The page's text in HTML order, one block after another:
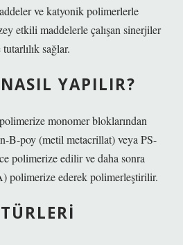
ve katyonik polimerlerle
etkili maddelerle çalışan sinerjiler
sağlar.
YAPILIR?
monomer bloklarından
B-poy (metil metacrillat) veya PS-
polimerize edilir ve daha sonra
polimerize ederek polimerleştirilir.